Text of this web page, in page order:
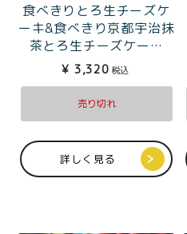
食べきりとろ生チーズケ
ーキ&食べきり京都宇治抹
茶とろ生チーズケーキ
（たっぷり1〜2人分）
¥ 3,320 税込
売り切れ
詳しく見る